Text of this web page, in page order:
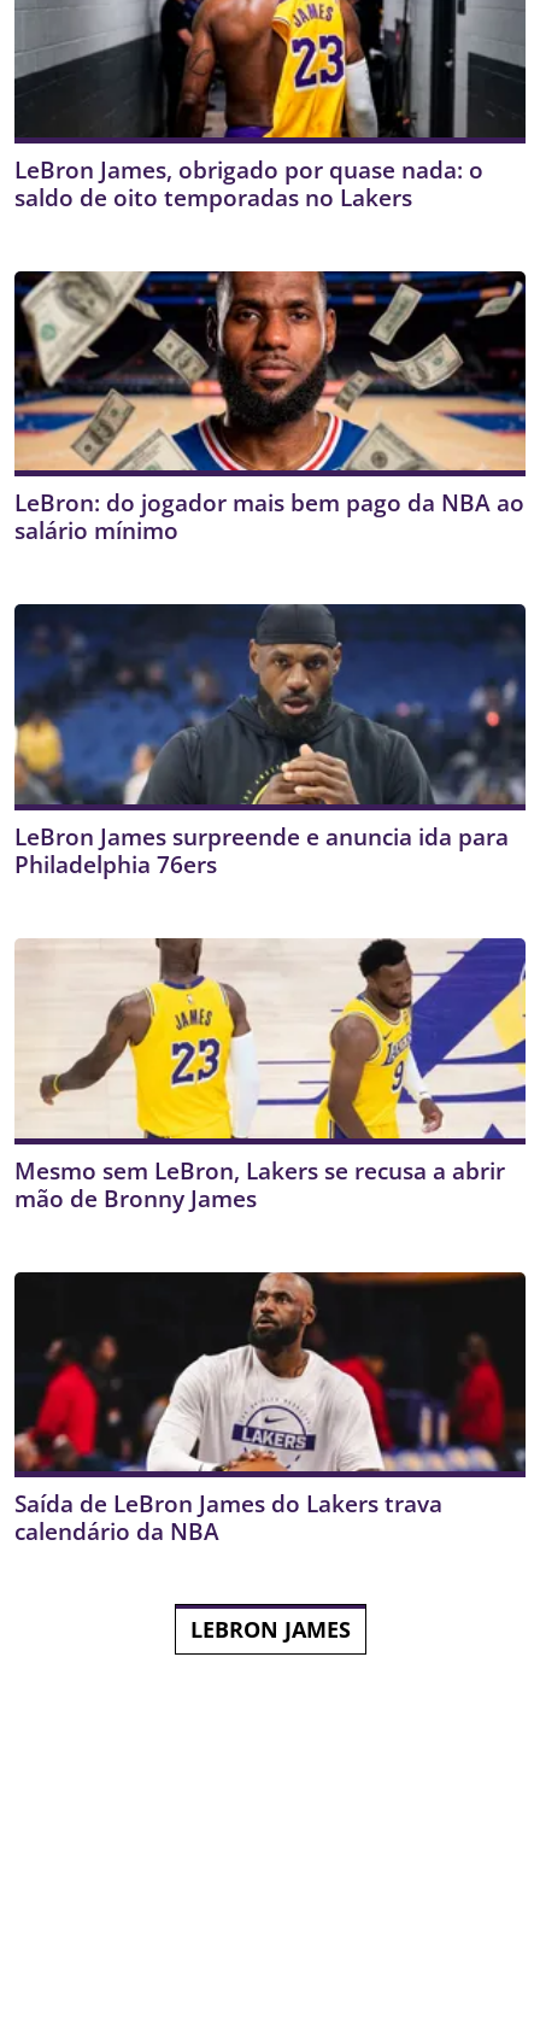
LeBron James, obrigado por quase nada: o
saldo de oito temporadas no Lakers
LeBron: do jogador mais bem pago da NBA ao
salário mínimo
LeBron James surpreende e anuncia ida para
Philadelphia 76ers
Mesmo sem LeBron, Lakers se recusa a abrir
mão de Bronny James
Saída de LeBron James do Lakers trava
calendário da NBA
LEBRON JAMES